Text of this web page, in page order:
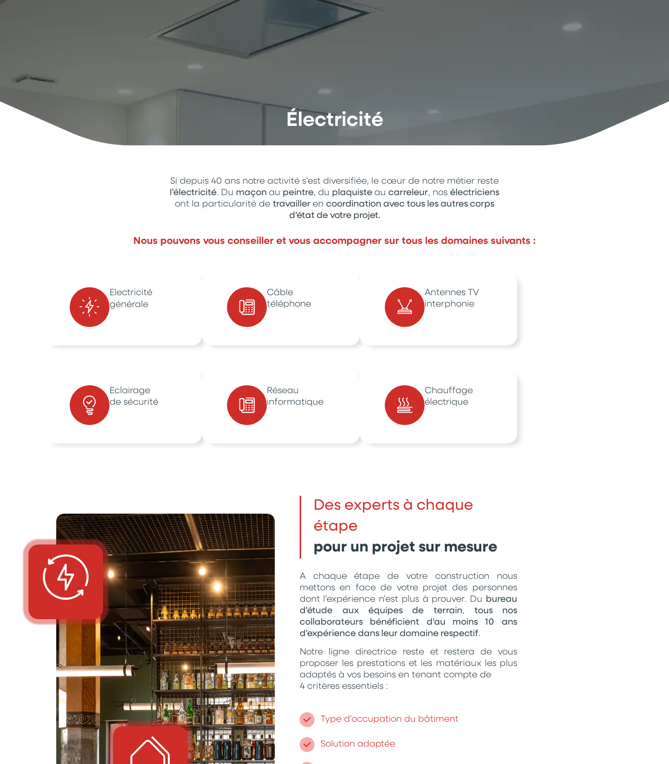
Électricité
Si depuis 40 ans notre activité s’est diversifiée, le cœur de notre métier reste
l’électricité. Du maçon au peintre, du plaquiste au carreleur, nos électriciens
ont la particularité de travailler en coordination avec tous les autres corps
d’état de votre projet.
Nous pouvons vous conseiller et vous accompagner sur tous les domaines suivants :
Electricité
générale
Câble
téléphone
Antennes TV
interphonie
Eclairage
de sécurité
Réseau
informatique
Chauffage
électrique
Des experts à chaque
étape
pour un projet sur mesure
A chaque étape de votre construction nous
mettons en face de votre projet des personnes
dont l’expérience n’est plus à prouver. Du bureau
d’étude
aux équipes de terrain, tous nos
collaborateurs bénéficient d’au moins 10 ans
d’expérience dans leur domaine respectif.
Notre ligne directrice reste et restera de vous
proposer les prestations et les matériaux les plus
adaptés à vos besoins en tenant compte de
4 critères essentiels :
Type d’occupation du bâtiment
Solution adaptée